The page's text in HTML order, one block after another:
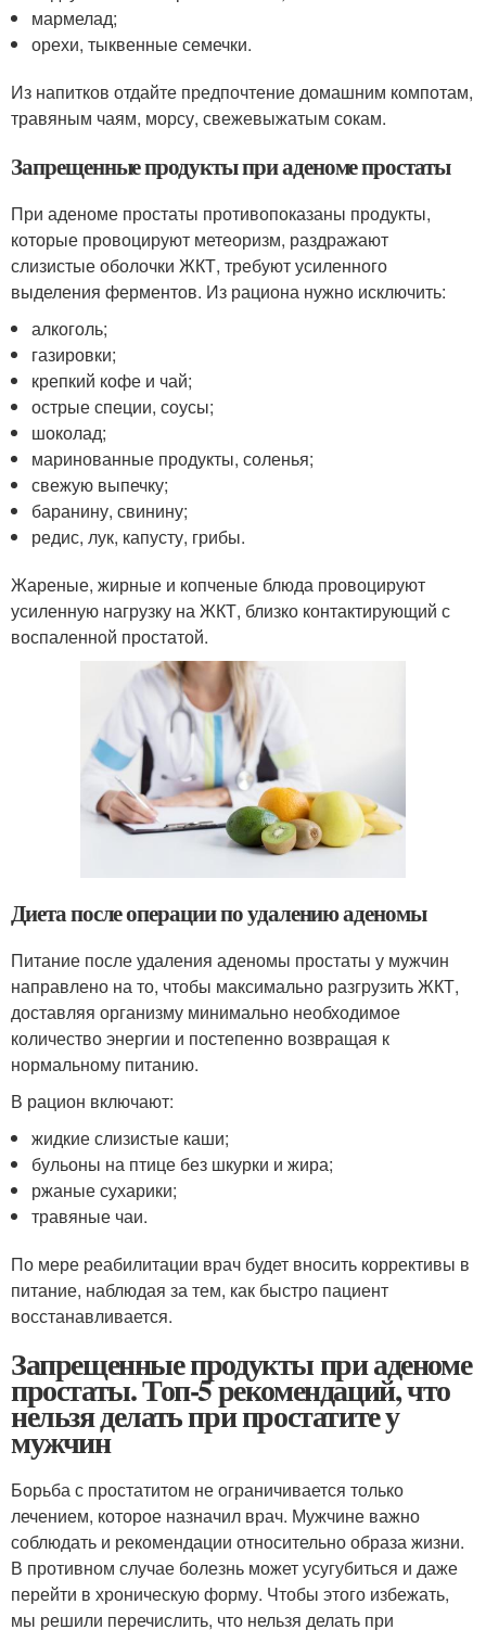
мармелад;
орехи, тыквенные семечки.
Из напитков отдайте предпочтение домашним компотам,
травяным чаям, морсу, свежевыжатым сокам.
Запрещенные продукты при аденоме простаты
При аденоме простаты противопоказаны продукты,
которые провоцируют метеоризм, раздражают
слизистые оболочки ЖКТ, требуют усиленного
выделения ферментов. Из рациона нужно исключить:
алкоголь;
газировки;
крепкий кофе и чай;
острые специи, соусы;
шоколад;
маринованные продукты, соленья;
свежую выпечку;
баранину, свинину;
редис, лук, капусту, грибы.
Жареные, жирные и копченые блюда провоцируют
усиленную нагрузку на ЖКТ, близко контактирующий с
воспаленной простатой.
Диета после операции по удалению аденомы
Питание после удаления аденомы простаты у мужчин
направлено на то, чтобы максимально разгрузить ЖКТ,
доставляя организму минимально необходимое
количество энергии и постепенно возвращая к
нормальному питанию.
В рацион включают:
жидкие слизистые каши;
бульоны на птице без шкурки и жира;
ржаные сухарики;
травяные чаи.
По мере реабилитации врач будет вносить коррективы в
питание, наблюдая за тем, как быстро пациент
восстанавливается.
Запрещенные продукты при аденоме
простаты. Топ-5 рекомендаций, что
нельзя делать при простатите у
мужчин
Борьба с простатитом не ограничивается только
лечением, которое назначил врач. Мужчине важно
соблюдать и рекомендации относительно образа жизни.
В противном случае болезнь может усугубиться и даже
перейти в хроническую форму. Чтобы этого избежать,
мы решили перечислить, что нельзя делать при